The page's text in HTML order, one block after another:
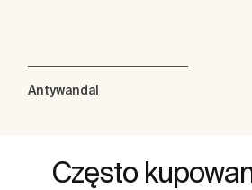
Antywandal
Często